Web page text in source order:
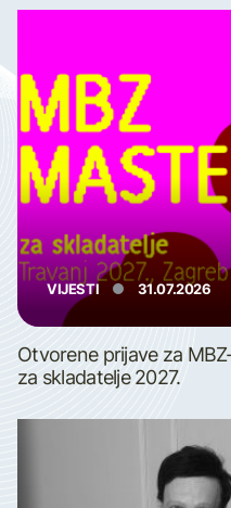
VIJESTI 31.07.2026
Otvorene prijave za
za skladatelje 2027.